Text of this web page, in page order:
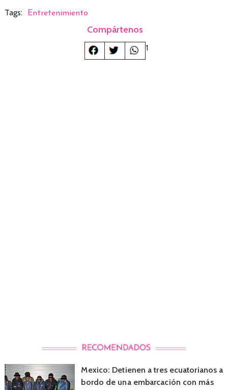
Tags: Entretenimiento
Compártenos
1
Mexico: Detienen a tres ecuatorianos a
bordo de una embarcación con más